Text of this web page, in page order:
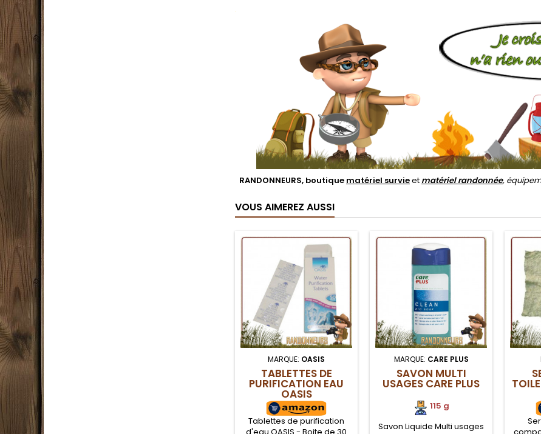
.
RANDONNEURS, boutique matériel survieet matériel randonnée,
VOUS AIMEREZ AUSSI
MARQUE: OASIS
TABLETTES DE
PURIFICATION EAU
OASIS
Tablettes de purification
MARQUE: CARE PLUS
SAVON MULTI
USAGES CARE PLUS
115 g
Savon Liquide Multi usages